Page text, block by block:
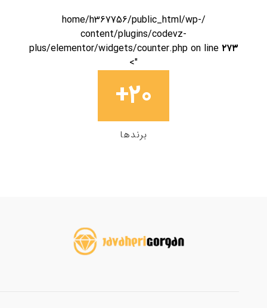
/home/h367756/public_html/wp-
content/plugins/codevz-
plus/elementor/widgets/counter.php on line ۲۷۳
">
۲۳+
برندها